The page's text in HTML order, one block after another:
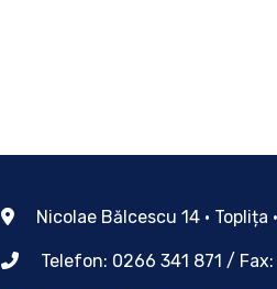
Nicolae Bălcescu 14 • Toplița
Telefon: 0266 341 871 /